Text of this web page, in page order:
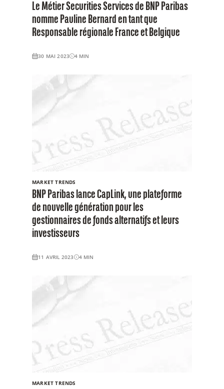
Le Métier Securities Services de BNP Paribas
nomme Pauline Bernard en tant que
Responsable régionale France et Belgique
30 MAI 2023 4 MIN
MARKET TRENDS
BNP Paribas lance CapLink, une plateforme
de nouvelle génération pour les
gestionnaires de fonds alternatifs et leurs
investisseurs
11 AVRIL 2023 4 MIN
MARKET TRENDS